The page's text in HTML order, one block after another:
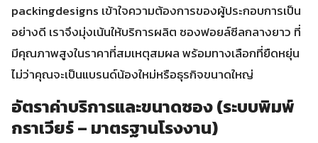
packingdesigns เข้าใจความต้องการของผู้ประกอบการเป็น
อย่างดี เราจึงมุ่งเน้นให้บริการผลิต ซองฟอยล์ซีลกลางยาว ที่
มีคุณภาพสูงในราคาที่สมเหตุสมผล พร้อมทางเลือกที่ยืดหยุ่น
ไม่ว่าคุณจะเป็นแบรนด์น้องใหม่หรือธุรกิจขนาดใหญ่
อัตราค่าบริการและขนาดซอง (ระบบพิมพ์
กราเวียร์ – มาตรฐานโรงงาน)